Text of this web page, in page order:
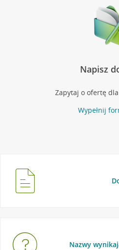
Napisz
Zapytaj o ofertę
Wypełnij
Nazwy